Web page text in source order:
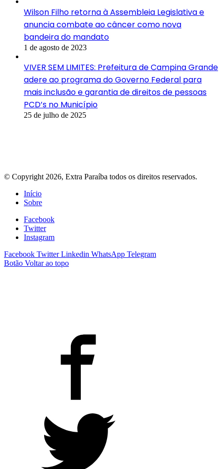
Wilson Filho retorna à Assembleia Legislativa e
anuncia combate ao câncer como nova
bandeira do mandato
1 de agosto de 2023
VIVER SEM LIMITES: Prefeitura de Campina Grande
adere ao programa do Governo Federal para
mais inclusão e garantia de direitos de pessoas
PCD’s no Município
25 de julho de 2025
© Copyright 2026, Extra Paraíba todos os direitos reservados.
Início
Sobre
Facebook
Twitter
Instagram
Facebook Twitter Linkedin WhatsApp Telegram
Botão Voltar ao topo